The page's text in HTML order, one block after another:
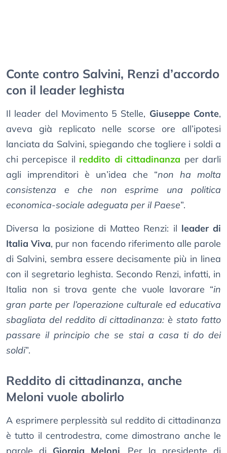
Conte contro Salvini, Renzi d’accordo
con il leader leghista
Il leader del Movimento 5 Stelle, Giuseppe Conte,
aveva già replicato nelle scorse ore all’ipotesi
lanciata da Salvini, spiegando che togliere i soldi a
chi percepisce il reddito di cittadinanza per darli
agli imprenditori è un’idea che “non ha molta
consistenza e che non esprime una politica
economica-sociale adeguata per il Paese”.
Diversa la posizione di Matteo Renzi: il leader di
Italia Viva, pur non facendo riferimento alle parole
di Salvini, sembra essere decisamente più in linea
con il segretario leghista. Secondo Renzi, infatti, in
Italia non si trova gente che vuole lavorare “in
gran parte per l’operazione culturale ed educativa
sbagliata del reddito di cittadinanza: è stato fatto
passare il principio che se stai a casa ti do dei
soldi”.
Reddito di cittadinanza, anche
Meloni vuole abolirlo
A esprimere perplessità sul reddito di cittadinanza
è tutto il centrodestra, come dimostrano anche le